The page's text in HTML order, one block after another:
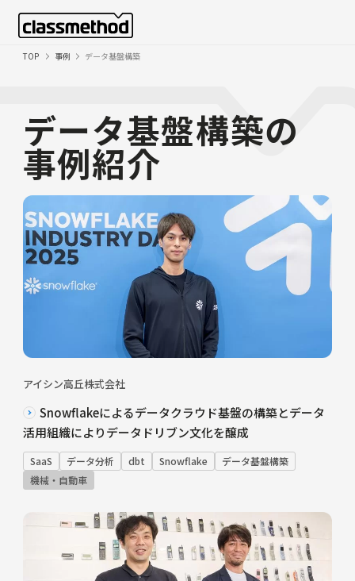
TOP 事例 データ基盤構築
データ基盤構築の
事例紹介
アイシン高丘株式会社
Snowflakeによるデータクラウド基盤の構築とデータ
活用組織によりデータドリブン文化を醸成
SaaS データ分析 dbt Snowflake
データ基盤構築
機械・自動車